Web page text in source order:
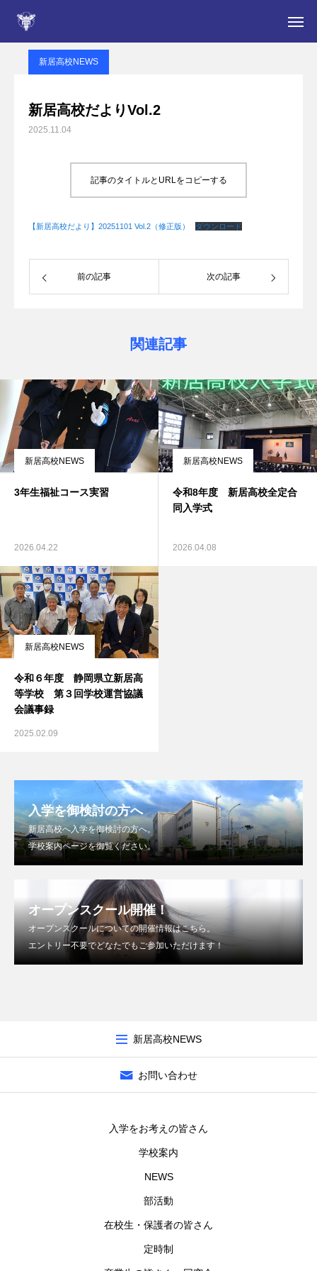
新居高校NEWS
新居高校だよりVol.2
2025.11.04
記事のタイトルとURLをコピーする
【新居高校だより】20251101 Vol.2（修正版） ダウンロード
前の記事 次の記事
関連記事
新居高校NEWS
3年生福祉コース実習
2026.04.22
新居高校NEWS
令和8年度 新居高校全定合
同入学式
2026.04.08
新居高校NEWS
令和６年度 静岡県立新居高
等学校 第３回学校運営協議
会議事録
2025.02.09
入学を御検討の方へ
新居高校へ入学を御検討の方へ。
学校案内ページを御覧ください。
オープンスクール開催！
オープンスクールについての開催情報はこちら。
エントリー不要でどなたでもご参加いただけます！
新居高校NEWS
お問い合わせ
入学をお考えの皆さん
学校案内
NEWS
部活動
在校生・保護者の皆さん
定時制
学校案内